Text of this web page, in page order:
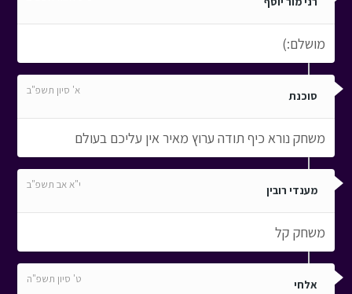
מושלם:)
סוכנת א' סיון תשפ"ב
משחק נורא כיף תודה ערוץ מאיר אין עליכם בעולם
מענדי רובין י"א אב תשפ"ב
משחק קל
אלחי ט' סיון תשפ"ה